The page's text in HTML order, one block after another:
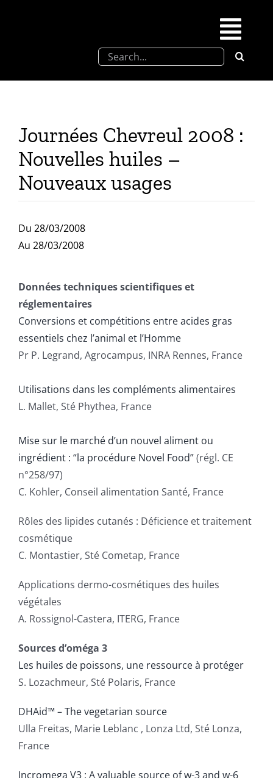
SFEL
SFEL thesis prize
Upcoming congresses
Partnerships
Publications
Search
Journées Chevreul 2008 :
Nouvelles huiles –
Nouveaux usages
Du 28/03/2008
Au 28/03/2008
Données techniques scientifiques et
réglementaires
Conversions et compétitions entre acides gras
essentiels chez l’animal et l’Homme
Pr P. Legrand, Agrocampus, INRA Rennes, France
Utilisations dans les compléments alimentaires
L. Mallet, Sté Phythea, France
Mise sur le marché d’un nouvel aliment ou
ingrédient : “la procédure Novel Food”(régl. CE
n°258/97)
C. Kohler, Conseil alimentation Santé, France
Rôles des lipides cutanés : Déficience et traitement
cosmétique
C. Montastier, Sté Cometap, France
Applications dermo-cosmétiques des huiles
végétales
A. Rossignol-Castera, ITERG, France
Sources d’oméga 3
Les huiles de poissons, une ressource à protéger
S. Lozachmeur, Sté Polaris, France
DHAid™ – The vegetarian source
Ulla Freitas, Marie Leblanc , Lonza Ltd, Sté Lonza,
France
Incromega V3 : A valuable source of w-3 and w-6